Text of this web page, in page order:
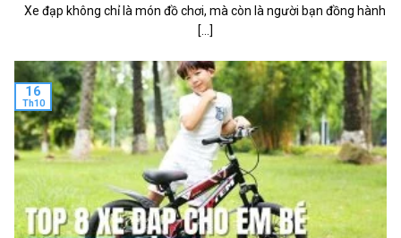
Xe đạp không chỉ là món đồ chơi, mà còn là người bạn đồng hành
[...]
16
Th10